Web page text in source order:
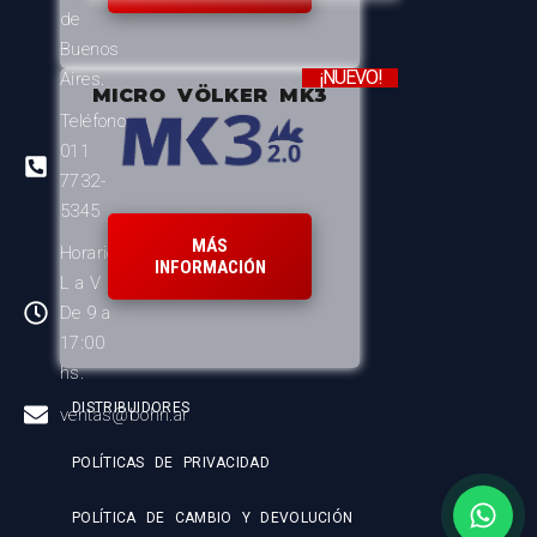
de
Buenos
Aires.
Teléfono:
011
7732-
5345
Horario:
L a V
De 9 a
17:00
hs.
ventas@bohn.ar
MICRO VÖLKER MK3
¡NUEVO!
MÁS
INFORMACIÓN
DISTRIBUIDORES
POLÍTICAS DE PRIVACIDAD
POLÍTICA DE CAMBIO Y DEVOLUCIÓN